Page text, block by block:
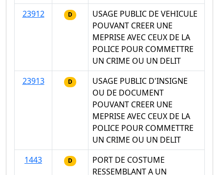
23912
D
USAGE PUBLIC DE VEHICULE
POUVANT CREER UNE
MEPRISE AVEC CEUX DE LA
POLICE POUR COMMETTRE
UN CRIME OU UN DELIT
23913
D
USAGE PUBLIC D'INSIGNE
OU DE DOCUMENT
POUVANT CREER UNE
MEPRISE AVEC CEUX DE LA
POLICE POUR COMMETTRE
UN CRIME OU UN DELIT
1443
D
PORT DE COSTUME
RESSEMBLANT A UN